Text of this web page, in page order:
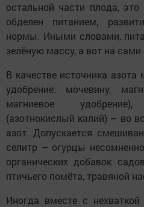
остальной части плода,
обделен питанием,
нормы. Иными словами,
зелёную массу, а вот на
В качестве источника
удобрение: мочевину,
магниевое
(азотнокислый калий) – во
азот. Допускается
селитр – огурцы
органических добавок
птичьего помёта, травяной
Иногда вместе с